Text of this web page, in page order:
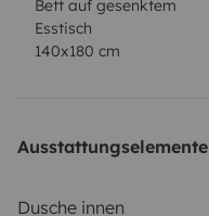
Bett auf gesenktem
Esstisch
140x180 cm
Ausstattungselemente
Dusche innen